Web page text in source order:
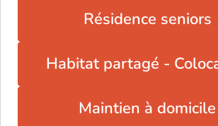
Résidence seniors
Habitat partagé -
Maintien à domicile